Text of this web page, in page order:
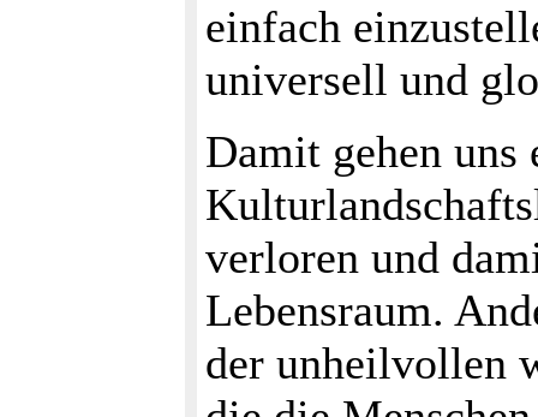
einfach
universell und
Damit gehen uns
verloren und
Lebensraum.
der unheilvollen